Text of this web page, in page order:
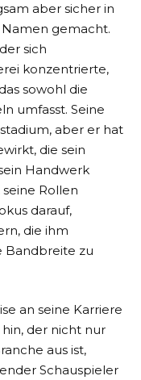
aber sicher in
gemacht.
sich
konzentrierte,
sowohl die
umfasst. Seine
aber er hat
die sein
Handwerk
Rollen
darauf,
die ihm
Bandbreite zu
an seine Karriere
der nicht nur
aus ist,
Schauspieler